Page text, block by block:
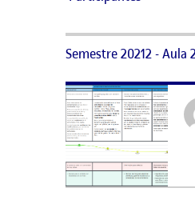
Semestre 20212 - Aula